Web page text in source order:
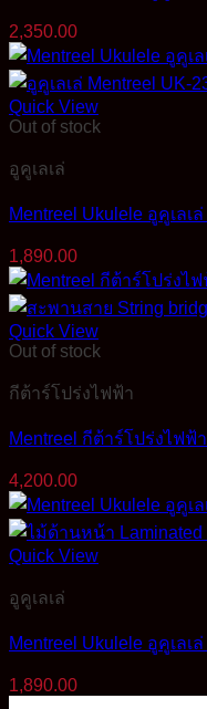
2,350.00
Quick View
Out of stock
อูคูเลเล่
Mentreel Ukulele อูคูเลเ
1,890.00
Quick View
Out of stock
กีต้าร์โปร่งไฟฟ้า
Mentreel กีต้าร์โปร่งไฟฟ้
4,200.00
Quick View
อูคูเลเล่
Mentreel Ukulele อูคูเล
1,890.00